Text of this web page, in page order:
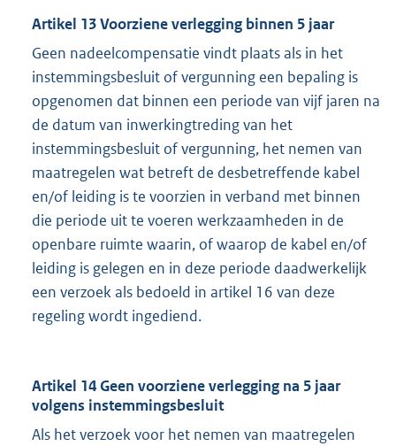
Artikel 13 Voorziene verlegging binnen 5 jaar
Geen nadeelcompensatie vindt plaats als in het
instemmingsbesluit of vergunning een bepaling is
opgenomen dat binnen een periode van vijf jaren na
de datum van inwerkingtreding van het
instemmingsbesluit of vergunning, het nemen van
maatregelen wat betreft de desbetreffende kabel
en/of leiding is te voorzien in verband met binnen
die periode uit te voeren werkzaamheden in de
openbare ruimte waarin, of waarop de kabel en/of
leiding is gelegen en in deze periode daadwerkelijk
een verzoek als bedoeld in artikel 16 van deze
regeling wordt ingediend.
Artikel 14 Geen voorziene verlegging na 5 jaar
volgens instemmingsbesluit
Als het verzoek voor het nemen van maatregelen